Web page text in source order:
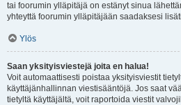
tai foorumin ylläpitäjä on estänyt sinua
yhteyttä foorumin ylläpitäjään saadaksesi
Ylös
Saan yksityisviestejä joita en halua!
Voit automaattisesti poistaa yksityisviestit
käyttäjänhallinnan viestisääntöjä. Jos saat
tietyltä käyttäjältä, voit raportoida viestit